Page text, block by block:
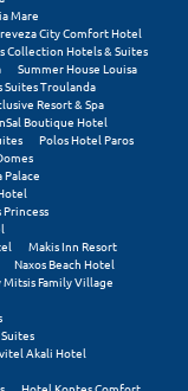
Mare
City Comfort Hotel
Collection Hotels & Suites
Summer House Louisa
Suites Troulanda
Resort & Spa
Boutique Hotel
Polos Hotel Paros
Palace
Makis Inn Resort
Naxos Beach Hotel
Mitsis Family Village
Akali Hotel